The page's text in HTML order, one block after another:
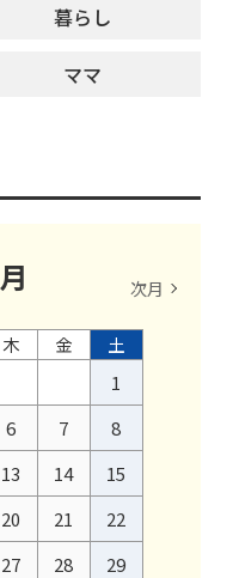
暮らし
ママ
月 次月
木 金
土
1
6 7
8
13 14
15
20 21
22
27 28
29